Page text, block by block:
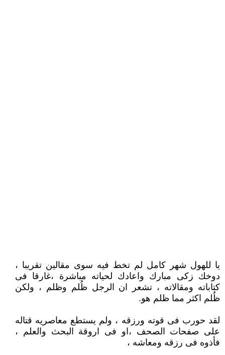
يا للهول شهر كامل لم تخط فيه سوى مقالين تقريبا ،
دوخك زكى مبارك واعادك لحياته مباشرة ،غارقا فى
كتاباته ومقالاته ، تشعر ان الرجل ظُلم وظلم ، ولكن
ظُلم اكثر مما ظلم هو.
لقد حورب فى قوته ورزقه ، ولم يستطع معاصريه قتاله
على صفحات الصحف ،او فى اروقة البحث والعلم ،
فأذوه فى رزقه ومعاشه ،